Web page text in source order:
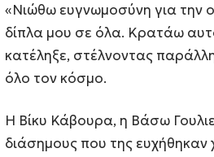
«Νιώθω ευγνωμοσύνη για την
δίπλα μου σε όλα. Κρατάω
κατέληξε, στέλνοντας
όλο τον κόσμο.
Η Βίκυ Κάβουρα, η Βάσω
διάσημους που της ευχήθηκαν